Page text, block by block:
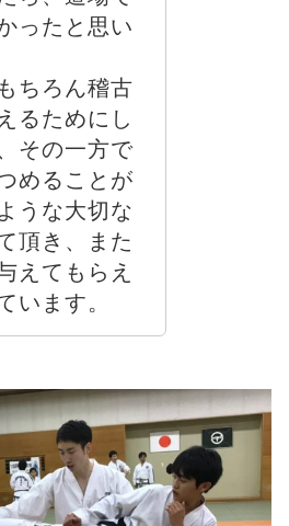
ったと思い
ちろん稽古
るためにし
その一方で
めることが
うな大切な
頂き、また
えてもらえ
います。